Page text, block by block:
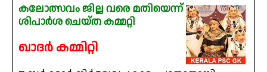
കലോത്സവം ജില്ല വരെ മതിയെന്ന്
ശിപാർശ ചെയ്ത കമ്മറ്റി
ഖാദർ കമ്മിറ്റി